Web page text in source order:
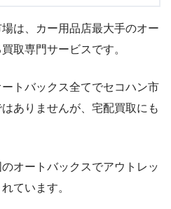
は、カー用品店最大手のオー
取専門サービスです。
トバックス全てでセコハン市
ありませんが、宅配買取にも
オートバックスでアウトレッ
ています。